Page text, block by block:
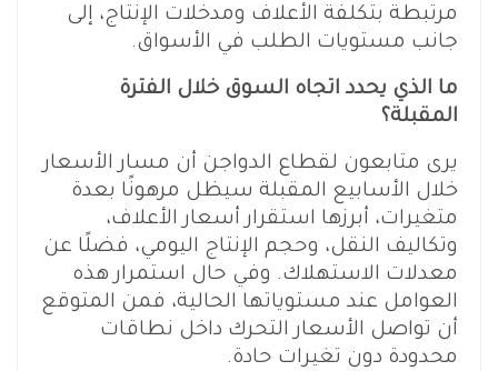
مرتبطة بتكلفة الأعلاف ومدخلات الإنتاج، إلى
جانب مستويات الطلب في الأسواق.
ما الذي يحدد اتجاه السوق خلال الفترة
المقبلة؟
يرى متابعون لقطاع الدواجن أن مسار الأسعار
خلال الأسابيع المقبلة سيظل مرهونًا بعدة
متغيرات، أبرزها استقرار أسعار الأعلاف،
وتكاليف النقل، وحجم الإنتاج اليومي، فضلًا عن
معدلات الاستهلاك. وفي حال استمرار هذه
العوامل عند مستوياتها الحالية، فمن المتوقع
أن تواصل الأسعار التحرك داخل نطاقات
محدودة دون تغيرات حادة.